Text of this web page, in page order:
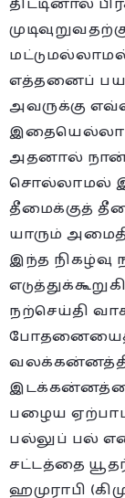
எத்தனைப்
அவருக்கு
அதனால் நான்
சொல்லாமல்
தீமைக்குத்
யாரும்
இந்த நிகழ்வு
நற்செய்தி
போதனையைத்
பழைய
பல்லுப் பல்
சட்டத்தை
ஹமுராபி